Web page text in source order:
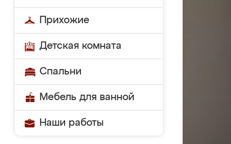
Прихожие
Детская комната
Спальни
Мебель для ванной
Наши работы